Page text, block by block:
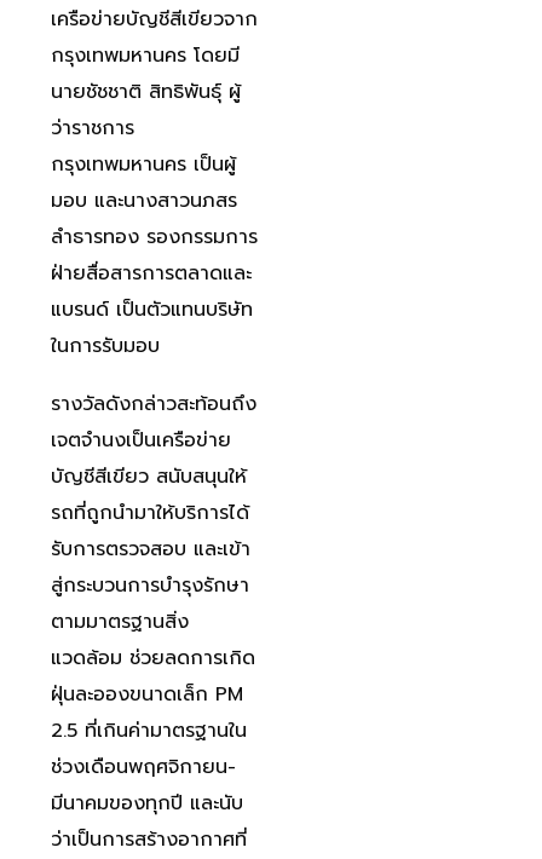
เครือข่ายบัญชีสีเขียวจาก
กรุงเทพมหานคร โดยมี
นายชัชชาติ สิทธิพันธุ์ ผู้
ว่าราชการ
กรุงเทพมหานคร เป็นผู้
มอบ และนางสาวนภสร
ลำธารทอง รองกรรมการ
ฝ่ายสื่อสารการตลาดและ
แบรนด์ เป็นตัวแทนบริษัท
ในการรับมอบ
รางวัลดังกล่าวสะท้อนถึง
เจตจำนงเป็นเครือข่าย
บัญชีสีเขียว สนับสนุนให้
รถที่ถูกนำมาให้บริการได้
รับการตรวจสอบ และเข้า
สู่กระบวนการบำรุงรักษา
ตามมาตรฐานสิ่ง
แวดล้อม ช่วยลดการเกิด
ฝุ่นละอองขนาดเล็ก PM
2.5 ที่เกินค่ามาตรฐานใน
ช่วงเดือนพฤศจิกายน-
มีนาคมของทุกปี และนับ
ว่าเป็นการสร้างอากาศที่